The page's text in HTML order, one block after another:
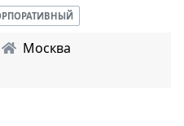
Москва